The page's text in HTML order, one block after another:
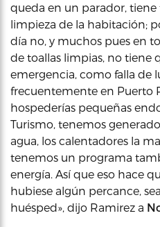
queda en un parador, tiene
limpieza de la habitación;
día no, y muchos pues en
de toallas limpias, no tiene
emergencia, como falla de
frecuentemente en Puerto
hospederías pequeñas
Turismo, tenemos
agua, los calentadores la
tenemos un programa
energía. Así que eso hace
hubiese algún percance,
huésped», dijo Ramirez a